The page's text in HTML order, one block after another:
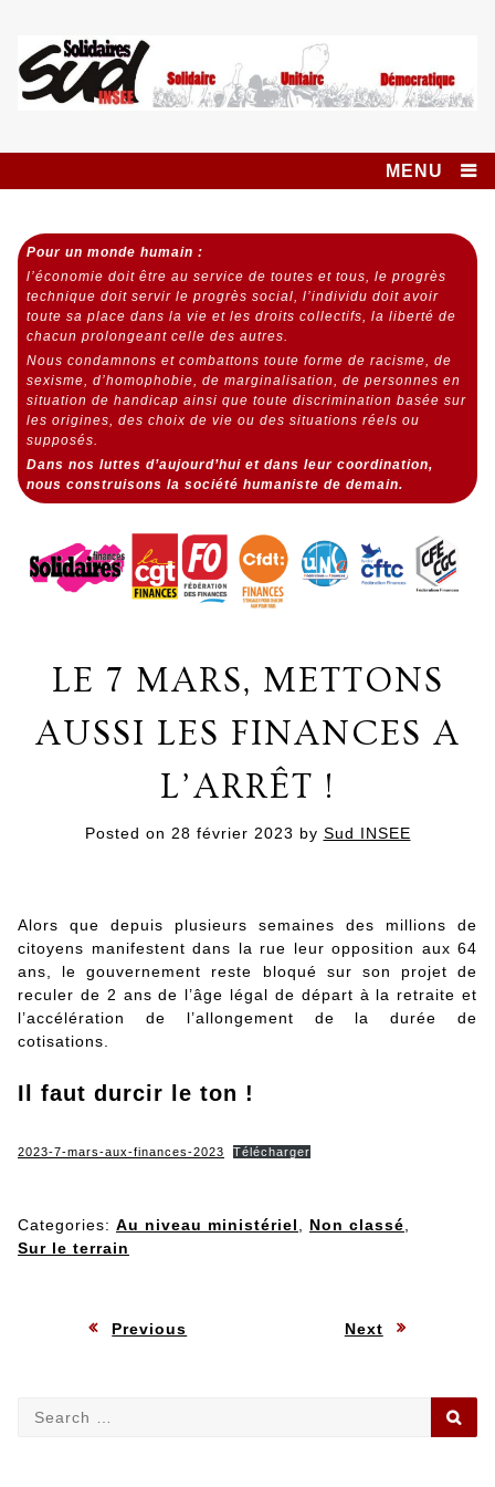
content
Syndicat SUD
INSEE SOLIDAIRES
MENU
Pour un monde humain :
l’économie doit être au service de toutes et tous,le progrès
technique doit servir le progrès social,l’individu doit avoir
toute sa place dans la vie et les droits collectifs, la liberté de
chacun prolongeant celle des autres.
Nous condamnons et combattons toute forme de racisme, de
sexisme, d’homophobie, de marginalisation, de personnes en
situation de handicap ainsi que toute discrimination basée sur
les origines, des choix de vie ou des situations réels ou
supposés.
Dans nos luttes d’aujourd’hui et dans leur coordination,
nous construisons la société humaniste de demain.
LE 7 MARS, METTONS
AUSSI LES FINANCES A
L’ARRÊT !
Posted on 28 février 2023 by Sud INSEE
Alors que depuis plusieurs semaines des millions de
citoyens manifestent dans la rue leur opposition aux 64
ans, le gouvernement reste bloqué sur son projet de
reculer de 2 ans de l’âge légal de départ à la retraite et
l’accélération de l’allongement de la durée de
cotisations.
Il faut durcir le ton !
2023-7-mars-aux-finances-2023 Télécharger
Categories: Au niveau ministériel, Non classé,
Sur le terrain
Navigation
l’article
Previous Next:
Search